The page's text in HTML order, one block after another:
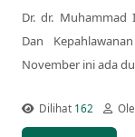
Dr. dr. Muhammad
Dan
November ini ada
Dilihat 162